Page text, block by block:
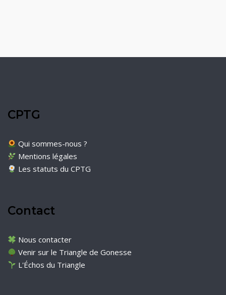
CPTG
Qui sommes-nous ?
Mentions légales
Les statuts du CPTG
Contact
Nous contacter
Venir sur le Triangle de Gonesse
L'Échos du Triangle